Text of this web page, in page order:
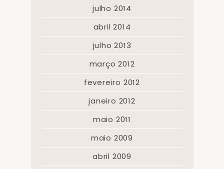
julho 2014
abril 2014
julho 2013
março 2012
fevereiro 2012
janeiro 2012
maio 2011
maio 2009
abril 2009